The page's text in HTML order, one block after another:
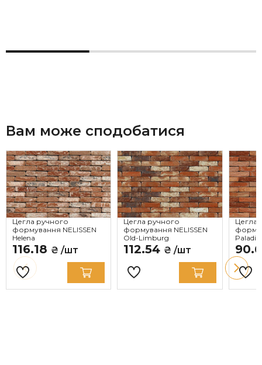
Вам може сподобатися
Цегла ручного
формування NELISSEN
Helena
116.18 ₴ /шт
Цегла ручного
формування NELISSEN
Old-Limburg
112.54 ₴ /шт
Цегла
Paladio